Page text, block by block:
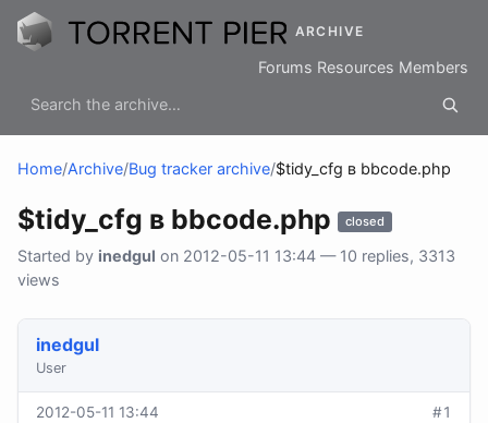
ARCHIVE
Forums Resources Members
Home/Archive/Bug tracker archive/$tidy_cfg в bbcode.php
$tidy_cfg в bbcode.php closed
Started by inedgul on 2012-05-11 13:44 — 10 replies, 3313
views
inedgul
User
2012-05-11 13:44 #1